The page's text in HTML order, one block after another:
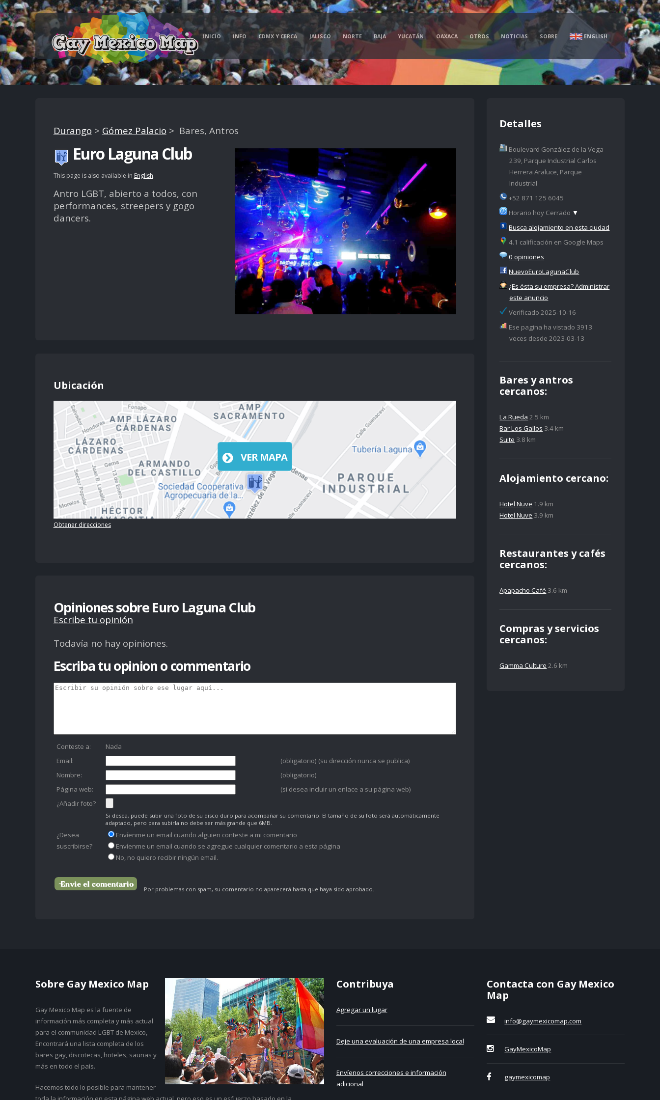
INICIO INFO CDMX Y CERCA JALISCO NORTE BAJA YUCATÁN OAXACA OTROS NOTICIAS SOBRE ENGLISH
Durango > Gómez Palacio > Bares, Antros
Euro Laguna Club
This page is also available in English.
Antro LGBT, abierto a todos, con
performances, streepers y gogo
dancers.
Ubicación
VER MAPA
Obtener direcciones
Opiniones sobre Euro Laguna Club
Escribe tu opinión
Todavía no hay opiniones.
Escriba tu opinion o commentario
Conteste a:
Nada
Email:
(obligatorio) (su dirección nunca se publica)
Nombre:
(obligatorio)
Página web:
(si desea incluir un enlace a su página web)
¿Añadir foto?
Si desea, puede subir una foto de su disco duro para acompañar su comentario. El tamaño de su foto será automáticamente
adaptado, pero para subirla no debe ser más grande que 6MB.
¿Desea
suscribirse?
Envíenme un email cuando alguien conteste a mi comentario
Envíenme un email cuando se agregue cualquier comentario a esta página
No, no quiero recibir ningún email.
Por problemas con spam, su comentario no aparecerá hasta que haya sido aprobado.
Detalles
Boulevard González de la Vega
239, Parque Industrial Carlos
Herrera Araluce, Parque
Industrial
+52 871 125 6045
Horario hoy Cerrado ▼
Busca alojamiento en esta ciudad
4.1 calificación en Google Maps
0 opiniones
NuevoEuroLagunaClub
¿Es ésta su empresa? Administrar
este anuncio
Verificado 2025-10-16
Ese pagina ha vistado 3913
veces desde 2023-03-13
Bares y antros
cercanos:
La Rueda 2.5 km
Bar Los Gallos 3.4 km
Suite 3.8 km
Alojamiento cercano:
Hotel Nuve 1.9 km
Hotel Nuve 3.9 km
Restaurantes y cafés
cercanos:
Apapacho Café 3.6 km
Compras y servicios
cercanos:
Gamma Culture 2.6 km
Sobre Gay Mexico Map
Gay Mexico Map es la fuente de
información más completa y más actual
para el communidad LGBT de Mexico,
Encontrará una lista completa de los
bares gay, discotecas, hoteles, saunas y
más en todo el país.
Hacemos todo lo posible para mantener
Contribuya
Agregar un lugar
Deje una evaluación de una empresa local
Envíenos correcciones e información
adicional
Contacta con Gay Mexico
Map
info@gaymexicomap.com
GayMexicoMap
gaymexicomap